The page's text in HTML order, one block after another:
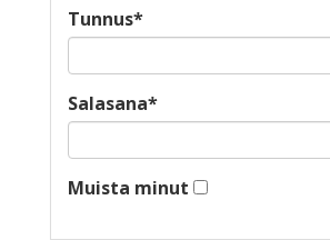
Tunnus*
Salasana*
Muista minut